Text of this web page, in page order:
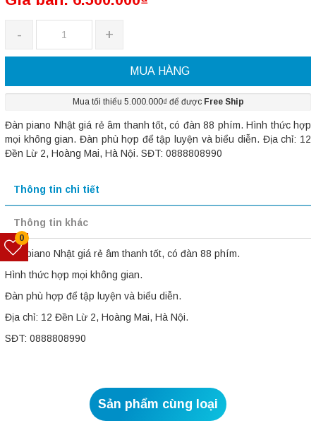
- +
MUA HÀNG
Mua tối thiểu 5.000.000₫ để được Free Ship
Đàn piano Nhật giá rẻ âm thanh tốt, có đàn 88 phím. Hình thức hợp
mọi không gian. Đàn phù hợp để tập luyện và biểu diễn. Địa chỉ: 12
Đền Lừ 2, Hoàng Mai, Hà Nội. SĐT: 0888808990
Thông tin chi tiết
Thông tin khác
Đàn piano Nhật giá rẻ âm thanh tốt, có đàn 88 phím.
Hình thức hợp mọi không gian.
Đàn phù hợp để tập luyện và biểu diễn.
Địa chỉ: 12 Đền Lừ 2, Hoàng Mai, Hà Nội.
SĐT: 0888808990
Sản phẩm cùng loại
0